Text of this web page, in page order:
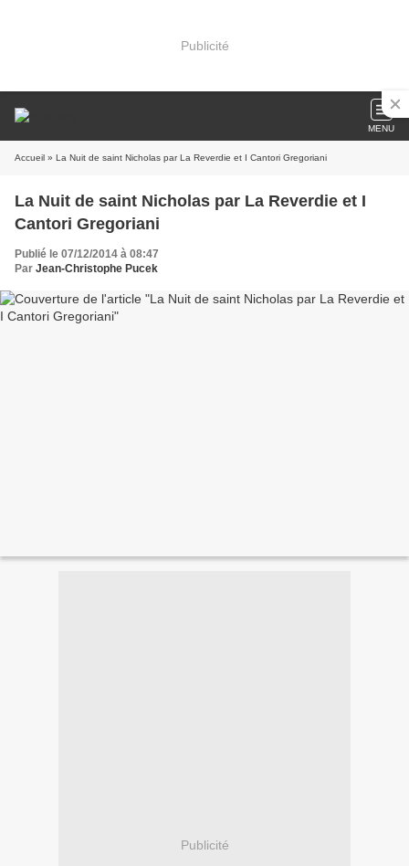
Publicité
MENU
Accueil » La Nuit de saint Nicholas par La Reverdie et I Cantori Gregoriani
La Nuit de saint Nicholas par La Reverdie et I
Cantori Gregoriani
Publié le 07/12/2014 à 08:47
Par Jean-Christophe Pucek
Publicité